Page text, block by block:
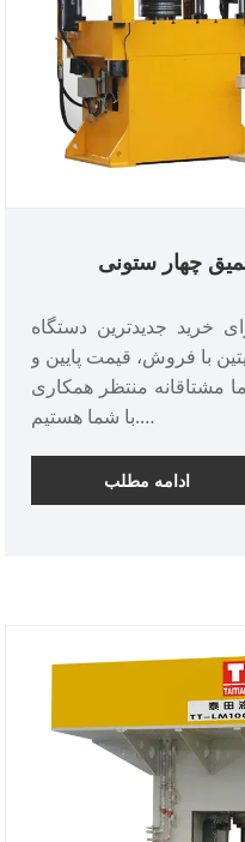
چهار ستونی
خرید جدیدترین دستگاه
با فروش، قیمت پایین و
ما مشتاقانه منتظر همکاری
با شما هستیم.
پرداخت: T/T، L/C
مبدا محصول: چین
ادامه مطلب